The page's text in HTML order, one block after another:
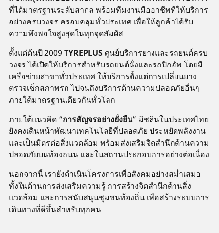
ที่ได้มาตรฐานระดับสากล พร้อมทีมงานมืออาชีพที่ให้บริการ
อย่างครบวงจร ครอบคลุมทั่วประเทศ เพื่อให้ลูกค้าได้รับ
ความพึงพอใจสูงสุดในทุกจุดสัมผัส
ตั้งแต่ต้นปี 2009 TYREPLUSศูนย์บริการยางและรถยนต์ครบ
วงจร ได้เปิดให้บริการสำหรับรถยนต์นั่งและรถปิกอัพ โดยมี
เครือข่ายสาขาทั่วประเทศ ให้บริการตั้งแต่การเปลี่ยนยาง
ตรวจเช็กสภาพรถ ไปจนถึงบริการด้านความปลอดภัยอื่นๆ
ภายใต้มาตรฐานเดียวกันทั่วโลก
ภายใต้แนวคิด “การสัญจรอย่างยั่งยืน” มิชลินในประเทศไทย
ยังคงเดินหน้าพัฒนาเทคโนโลยีที่ปลอดภัย ประหยัดพลังงาน
และเป็นมิตรต่อสิ่งแวดล้อม พร้อมส่งเสริมจิตสำนึกด้านความ
ปลอดภัยบนท้องถนน และในสถานประกอบการอย่างต่อเนื่อง
นอกจากนี้ เรายังดำเนินโครงการเพื่อสังคมอย่างสม่ำเสมอ
ทั้งในด้านการส่งเสริมความรู้ การสร้างจิตสำนึกด้านสิ่ง
แวดล้อม และการสนับสนุนชุมชนท้องถิ่น เพื่อสร้างระบบการ
เดินทางที่ดีขึ้นสำหรับทุกคน